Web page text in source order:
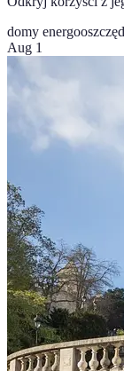
domy
Aug 1